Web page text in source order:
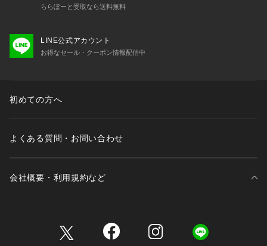
ららぽーと受取なら送料無料
LINE公式アカウント
お得なセール・クーポン情報配信中
初めての方へ
よくある質問・お問い合わせ
会社概要・利用規約など